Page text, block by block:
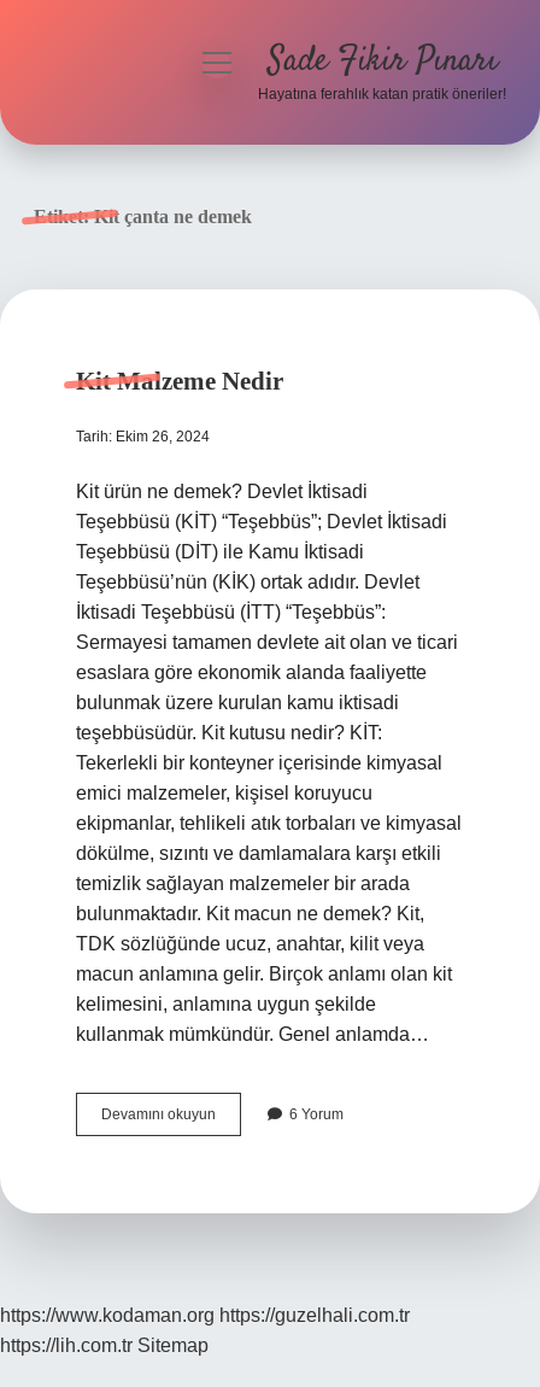
menüyüSade Fikir Pınarı
Hayatına ferahlık katan pratik öneriler!
Etiket:Kit çanta ne demek
Kit Malzeme Nedir
Tarih: Ekim 26, 2024
Kit ürün ne demek? Devlet İktisadi
Teşebbüsü (KİT) “Teşebbüs”; Devlet İktisadi
Teşebbüsü (DİT) ile Kamu İktisadi
Teşebbüsü’nün (KİK) ortak adıdır. Devlet
İktisadi Teşebbüsü (İTT) “Teşebbüs”:
Sermayesi tamamen devlete ait olan ve ticari
esaslara göre ekonomik alanda faaliyette
bulunmak üzere kurulan kamu iktisadi
teşebbüsüdür. Kit kutusu nedir? KİT:
Tekerlekli bir konteyner içerisinde kimyasal
emici malzemeler, kişisel koruyucu
ekipmanlar, tehlikeli atık torbaları ve kimyasal
dökülme, sızıntı ve damlamalara karşı etkili
temizlik sağlayan malzemeler bir arada
bulunmaktadır. Kit macun ne demek? Kit,
TDK sözlüğünde ucuz, anahtar, kilit veya
macun anlamına gelir. Birçok anlamı olan kit
kelimesini, anlamına uygun şekilde
kullanmak mümkündür. Genel anlamda…
Devamını okuyun
Malzeme
6 Yorum
https://www.kodaman.org https://guzelhali.com.tr
https://lih.com.tr Sitemap